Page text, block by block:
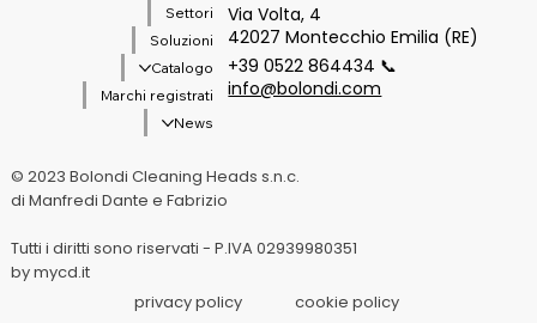
Settori
Soluzioni
Catalogo
Marchi registrati
News
Via Volta, 4
42027 Montecchio Emilia (RE)
+39 0522 864434 📞
info@bolondi.com
© 2023 Bolondi Cleaning Heads s.n.c.
di Manfredi Dante e Fabrizio
Tutti i diritti sono riservati - P.IVA 02939980351
by mycd.it
privacy policy
cookie policy